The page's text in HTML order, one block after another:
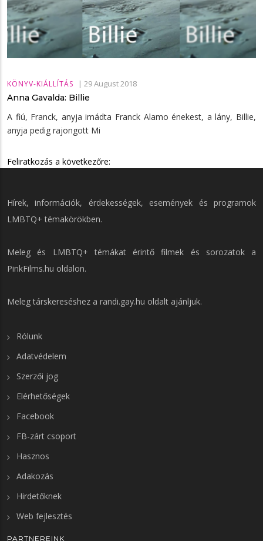
KÖNYV-KIÁLLÍTÁS | 29 August 2018
Anna Gavalda: Billie
A fiú, Franck, anyja imádta Franck Alamo énekest, a lány, Billie,
anyja pedig rajongott Mi
Feliratkozás a következőre:
Hírek, információk, érdekességek, események és programok
LMBTQ+ témakörökben.
Meleg és LMBTQ+ témákat érintő filmek és sorozatok a
PinkFilms.hu oldalon.
Meleg társkereséshez a randi.gay.hu oldalt ajánljuk.
Rólunk
Adatvédelem
Szerzői jog
Elérhetőségek
Facebook
FB-zárt csoport
Hasznos
Adakozás
Hirdetőknek
Web fejlesztés
PARTNEREINK